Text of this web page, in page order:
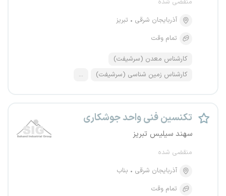
منقضی شده
آذربایجان شرقی
تبریز
تمام وقت
کارشناس معدن (سرشیفت)
کارشناس زمین شناسی (سرشیفت)
...
تکنسین فنی واحد جوشکاری
سهند سیلیس تبریز
منقضی شده
آذربایجان شرقی
بناب
تمام وقت